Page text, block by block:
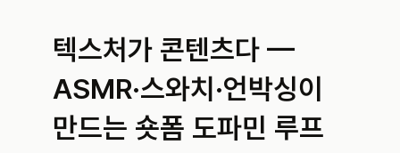
텍스처가 콘텐츠다 —
ASMR·스와치·언박싱이
만드는 숏폼 도파민 루프